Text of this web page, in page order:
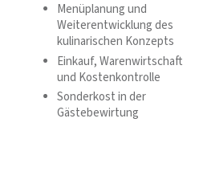
Menüplanung und
Weiterentwicklung des
kulinarischen Konzepts
Einkauf, Warenwirtschaft
und Kostenkontrolle
Sonderkost in der
Gästebewirtung